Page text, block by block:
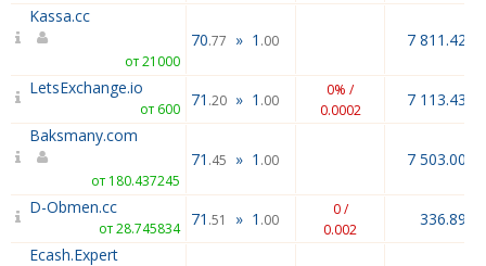
Kassa.cc
от 21000
70.77 » 1 .00 7 811.42
LetsExchange.io
от 600 71 .20 » 1 .00
0% /
0.0002
7 113.43
Baksmany.com
от 180.437245
71 .45 » 1 .00 7 503.00
D-Obmen.cc
от 28.745834 71 .51 » 1 .00
0 /
0.002
336.89
Ecash.Expert